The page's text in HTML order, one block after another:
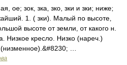
ое; зок, зка, зко, зки и зки; ниже;
1. ( зки). Малый по высоте,
высоте от земли, от какого н.
Низкое кресло. Низко (нареч.)
…